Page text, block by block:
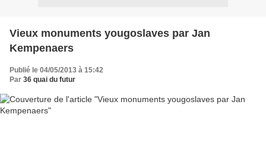
Vieux monuments yougoslaves par Jan
Kempenaers
Publié le 04/05/2013 à 15:42
Par 36 quai du futur